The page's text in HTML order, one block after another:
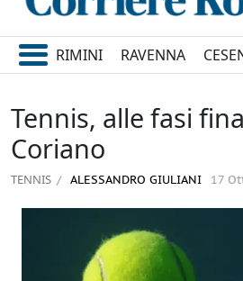
RIMINI RAVENNA
Tennis, alle fasi
Coriano
TENNIS ALESSANDRO GIULIANI 17